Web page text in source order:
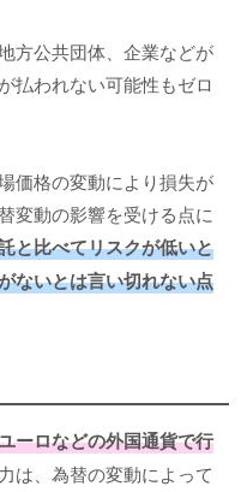
方公共団体、企業などが
払われない可能性もゼロ
価格の変動により損失が
変動の影響を受ける点に
と比べてリスクが低いと
ないとは言い切れない点
ーロなどの外国通貨で行
は、為替の変動によって